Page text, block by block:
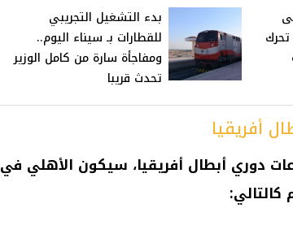
بدء التشغيل التجريبي
للقطارات بـ سيناء اليوم..
ومفاجأة سارة من كامل الوزير
تحدث قريبا
أفريقيا
دوري أبطال أفريقيا، سيكون الأهلي في